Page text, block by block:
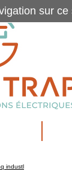
industl
sur